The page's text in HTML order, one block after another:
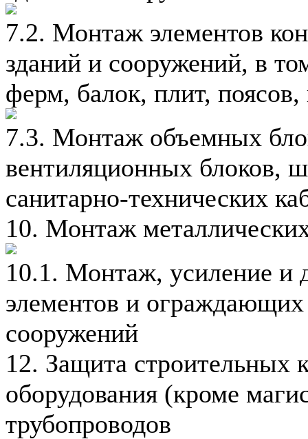
7.2. Монтаж элементов
зданий и сооружений, в
ферм, балок, плит, поясов,
7.3. Монтаж объемных
вентиляционных блоков,
санитарно-технических
10. Монтаж
10.1. Монтаж, усиление и
элементов и
сооружений
12. Защита строительных
оборудования (кроме
трубопроводов